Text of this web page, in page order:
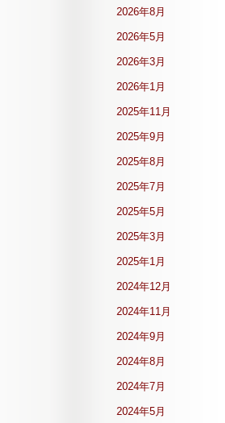
2026年8月
2026年5月
2026年3月
2026年1月
2025年11月
2025年9月
2025年8月
2025年7月
2025年5月
2025年3月
2025年1月
2024年12月
2024年11月
2024年9月
2024年8月
2024年7月
2024年5月